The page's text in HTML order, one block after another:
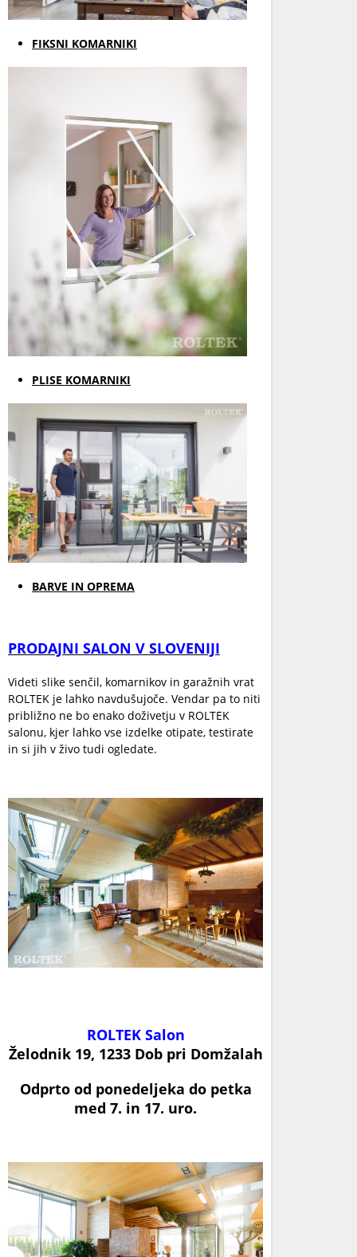
FIKSNI KOMARNIKI
PLISE KOMARNIKI
BARVE IN OPREMA
PRODAJNI SALON V SLOVENIJI
Videti slike senčil, komarnikov in garažnih vrat
ROLTEK je lahko navdušujoče. Vendar pa to niti
približno ne bo enako doživetju v ROLTEK
salonu, kjer lahko vse izdelke otipate, testirate
in si jih v živo tudi ogledate.
ROLTEK Salon
Želodnik 19, 1233 Dob pri Domžalah
Odprto od ponedeljeka do petka
med 7. in 17. uro.